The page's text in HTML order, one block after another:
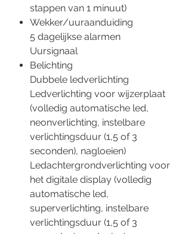
stappen van 1 minuut)
Wekker/uuraanduiding
5 dagelijkse alarmen
Uursignaal
Belichting
Dubbele ledverlichting
Ledverlichting voor wijzerplaat
(volledig automatische led,
neonverlichting, instelbare
verlichtingsduur (1,5 of 3
seconden), nagloeien)
Ledachtergrondverlichting voor
het digitale display (volledig
automatische led,
superverlichting, instelbare
verlichtingsduur (1,5 of 3